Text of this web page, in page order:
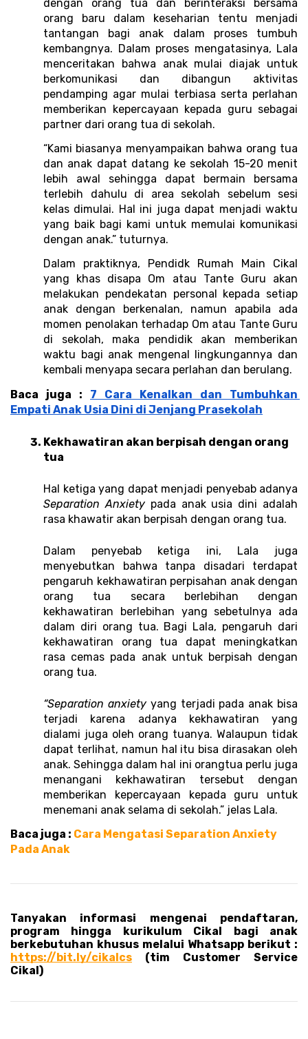
dengan orang tua dan berinteraksi bersama
orang baru dalam keseharian tentu menjadi
tantangan bagi anak dalam proses tumbuh
kembangnya. Dalam proses mengatasinya, Lala
menceritakan bahwa anak mulai diajak untuk
berkomunikasi dan dibangun aktivitas
pendamping agar mulai terbiasa serta perlahan
memberikan kepercayaan kepada guru sebagai
partner dari orang tua di sekolah.
“Kami biasanya menyampaikan bahwa orang tua
dan anak dapat datang ke sekolah 15-20 menit
lebih awal sehingga dapat bermain bersama
terlebih dahulu di area sekolah sebelum sesi
kelas dimulai. Hal ini juga dapat menjadi waktu
yang baik bagi kami untuk memulai komunikasi
dengan anak.” tuturnya.
Dalam praktiknya, Pendidk Rumah Main Cikal
yang khas disapa Om atau Tante Guru akan
melakukan pendekatan personal kepada setiap
anak dengan berkenalan, namun apabila ada
momen penolakan terhadap Om atau Tante Guru
di sekolah, maka pendidik akan memberikan
waktu bagi anak mengenal lingkungannya dan
kembali menyapa secara perlahan dan berulang.
Baca juga : 7 Cara Kenalkan dan Tumbuhkan
Empati Anak Usia Dini di Jenjang Prasekolah
Kekhawatiran akan berpisah dengan orang
tua
Separation Anxiety pada anak usia dini adalah
rasa khawatir akan berpisah dengan orang tua.
Dalam penyebab ketiga ini, Lala juga
menyebutkan bahwa tanpa disadari terdapat
pengaruh kekhawatiran perpisahan anak dengan
orang tua secara berlebihan dengan
kekhawatiran berlebihan yang sebetulnya ada
dalam diri orang tua. Bagi Lala, pengaruh dari
kekhawatiran orang tua dapat meningkatkan
rasa cemas pada anak untuk berpisah dengan
orang tua.
“Separation anxiety yang terjadi pada anak bisa
terjadi karena adanya kekhawatiran yang
dialami juga oleh orang tuanya. Walaupun tidak
dapat terlihat, namun hal itu bisa dirasakan oleh
anak. Sehingga dalam hal ini orangtua perlu juga
menangani kekhawatiran tersebut dengan
memberikan kepercayaan kepada guru untuk
menemani anak selama di sekolah.” jelas Lala.
Baca juga : Cara Mengatasi Separation Anxiety
Pada Anak
Tanyakan informasi mengenai pendaftaran,
program hingga kurikulum Cikal bagi anak
https://bit.ly/cikalcs (tim Customer Service
Cikal)